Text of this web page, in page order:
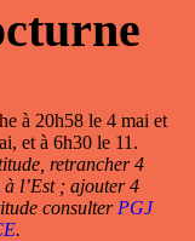
à 20h58 le 4 mai et
et à 6h30 le 11.
retrancher 4
l’Est ; ajouter 4
consulter PGJ
.